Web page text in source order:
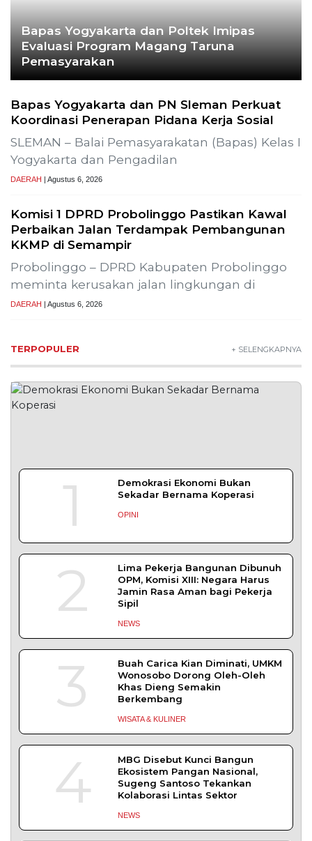
Bapas Yogyakarta dan Poltek Imipas
Evaluasi Program Magang Taruna
Pemasyarakan
Bapas Yogyakarta dan PN Sleman Perkuat
Koordinasi Penerapan Pidana Kerja Sosial
SLEMAN – Balai Pemasyarakatan (Bapas) Kelas I
Yogyakarta dan Pengadilan
DAERAH | Agustus 6, 2026
Komisi 1 DPRD Probolinggo Pastikan Kawal
Perbaikan Jalan Terdampak Pembangunan
KKMP di Semampir
Probolinggo – DPRD Kabupaten Probolinggo
meminta kerusakan jalan lingkungan di
DAERAH | Agustus 6, 2026
TERPOPULER + SELENGKAPNYA
1
Demokrasi Ekonomi Bukan
Sekadar Bernama Koperasi
OPINI
2
Lima Pekerja Bangunan Dibunuh
OPM, Komisi XIII: Negara Harus
Jamin Rasa Aman bagi Pekerja
Sipil
NEWS
3
Buah Carica Kian Diminati, UMKM
Wonosobo Dorong Oleh-Oleh
Khas Dieng Semakin
Berkembang
WISATA & KULINER
4
MBG Disebut Kunci Bangun
Ekosistem Pangan Nasional,
Sugeng Santoso Tekankan
Kolaborasi Lintas Sektor
NEWS